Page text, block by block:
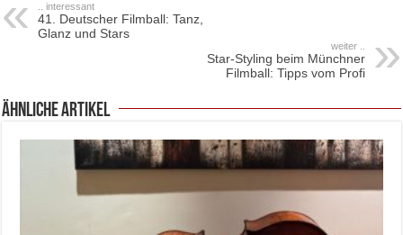
.. interessant
41. Deutscher Filmball: Tanz,
Glanz und Stars
weiter ..
Star-Styling beim Münchner
Filmball: Tipps vom Profi
ähnliche Artikel